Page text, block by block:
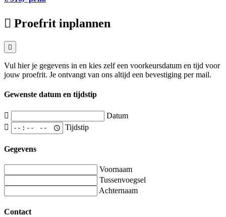
Proefrit inplannen
Vul hier je gegevens in en kies zelf een voorkeursdatum en tijd voor
jouw proefrit. Je ontvangt van ons altijd een bevestiging per mail.
Gewenste datum en tijdstip
Datum
Tijdstip
Gegevens
Voornaam
Tussenvoegsel
Achternaam
Contact